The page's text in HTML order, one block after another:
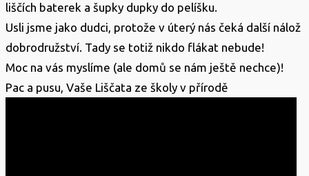
liščích baterek a šupky dupky do pelíšku.
Usli jsme jako dudci, protože v úterý nás čeká další nálož
dobrodružství. Tady se totiž nikdo flákat nebude!
Moc na vás myslíme (ale domů se nám ještě nechce)!
Pac a pusu, Vaše Liščata ze školy v přírodě